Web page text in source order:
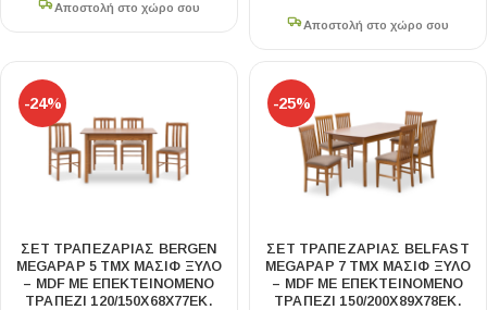
Αποστολή στο χώρο σου
Αποστολή στο χώρο σου
-24%
ΣΕΤ ΤΡΑΠΕΖΑΡΊΑΣ BERGEN
MEGAPAP 5 ΤΜΧ ΜΑΣΊΦ ΞΎΛΟ
– MDF ΜΕ ΕΠΕΚΤΕΙΝΌΜΕΝΟ
ΤΡΑΠΈΖΙ 120/150X68X77ΕΚ.
-25%
ΣΕΤ ΤΡΑΠΕΖΑΡΊΑΣ BELFAST
MEGAPAP 7 ΤΜΧ ΜΑΣΊΦ ΞΎΛΟ
– MDF ΜΕ ΕΠΕΚΤΕΙΝΌΜΕΝΟ
ΤΡΑΠΈΖΙ 150/200X89X78ΕΚ.